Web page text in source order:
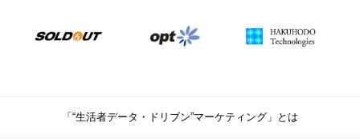
「“生活者データ・ドリブン”マーケティング」とは